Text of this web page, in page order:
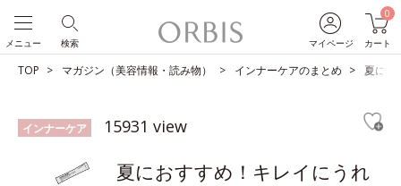
マイページ
0
カート
検索
メニュー
TOP マガジン（美容情報・読み物） インナーケアのまとめ 夏にお
インナーケア 15931 view
夏におすすめ！キレイにうれ